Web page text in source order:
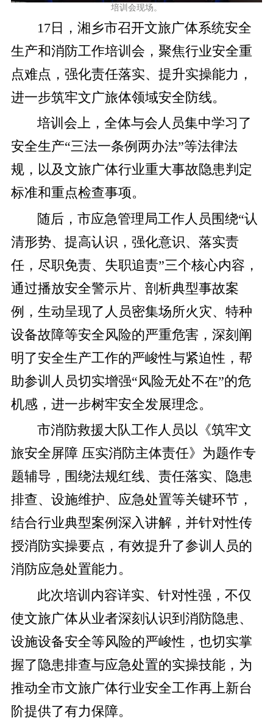
培训会现场。
17日，湘乡市召开文旅广体系统安全
生产和消防工作培训会，聚焦行业安全重
点难点，强化责任落实、提升实操能力，
进一步筑牢文广旅体领域安全防线。
培训会上，全体与会人员集中学习了
安全生产“三法一条例两办法”等法律法
规，以及文旅广体行业重大事故隐患判定
标准和重点检查事项。
随后，市应急管理局工作人员围绕“认
清形势、提高认识，强化意识、落实责
任，尽职免责、失职追责”三个核心内容，
通过播放安全警示片、剖析典型事故案
例，生动呈现了人员密集场所火灾、特种
设备故障等安全风险的严重危害，深刻阐
明了安全生产工作的严峻性与紧迫性，帮
助参训人员切实增强“风险无处不在”的危
机感，进一步树牢安全发展理念。
市消防救援大队工作人员以《筑牢文
旅安全屏障 压实消防主体责任》为题作专
题辅导，围绕法规红线、责任落实、隐患
排查、设施维护、应急处置等关键环节，
结合行业典型案例深入讲解，并针对性传
授消防实操要点，有效提升了参训人员的
消防应急处置能力。
此次培训内容详实、针对性强，不仅
使文旅广体从业者深刻认识到消防隐患、
设施设备安全等风险的严峻性，也切实掌
握了隐患排查与应急处置的实操技能，为
推动全市文旅广体行业安全工作再上新台
阶提供了有力保障。